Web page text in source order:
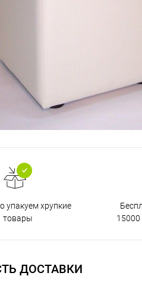
упакуем хрупкие
товары
15000
ДОСТАВКИ